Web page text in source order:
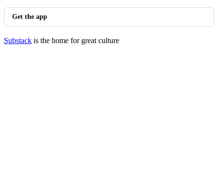
Get the app
Substack is the home for great culture